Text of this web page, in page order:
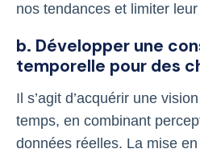
nos tendances et limiter
b. Développer une
temporelle pour des
Il s’agit d’acquérir une
temps, en combinant
données réelles. La mise